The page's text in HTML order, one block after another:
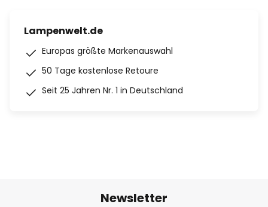
Lampenwelt.de
Europas größte Markenauswahl
50 Tage kostenlose Retoure
Seit 25 Jahren Nr. 1 in Deutschland
Newsletter